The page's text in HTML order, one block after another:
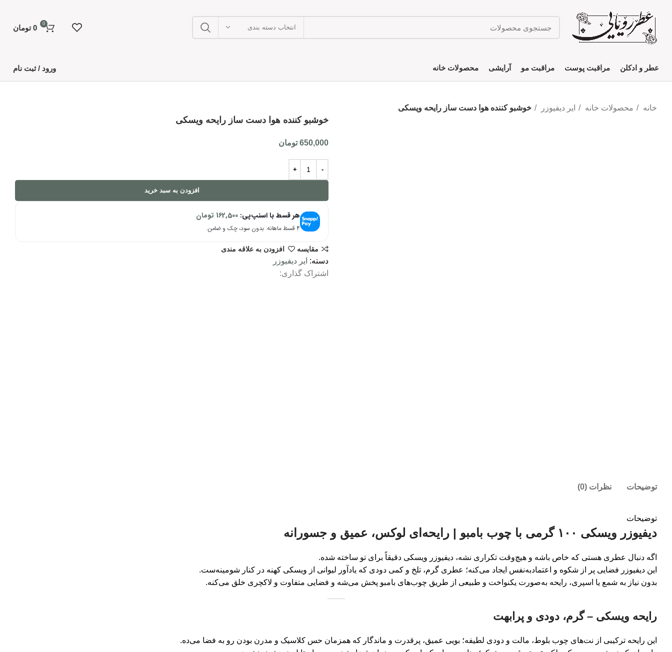
انتخاب دسته بندی 0
0 تومان
عطر و ادکلن مراقبت پوست مراقبت مو آرایشی محصولات خانه ورود / ثبت نام
خانه محصولات خانه ایر دیفیوزر خوشبو کننده هوا دست ساز رایحه ویسکی
خوشبو کننده هوا دست ساز رایحه ویسکی
650,000 تومان
افزودن به سبد خرید
هر قسط با اسنپ‌پی: 162,500 تومان
۴ قسط ماهانه. بدون سود، چک و ضامن.
مقایسه افزودن به علاقه مندی
دسته: ایر دیفیوزر
اشتراک گذاری:
توضیحات نظرات (0)
توضیحات
دیفیوزر ویسکی ۱۰۰ گرمی با چوب بامبو | رایحه‌ای لوکس، عمیق و جسورانه
اگه دنبال عطری هستی که خاص باشه و هیچ‌وقت تکراری نشه، دیفیوزر ویسکی دقیقاً برای تو ساخته شده.
این دیفیوزر فضایی پر از شکوه و اعتمادبه‌نفس ایجاد می‌کنه؛ عطری گرم، تلخ و کمی دودی که یادآور لیوانی از ویسکی کهنه در کنار شومینه‌ست.
بدون نیاز به شمع یا اسپری، رایحه به‌صورت یکنواخت و طبیعی از طریق چوب‌های بامبو پخش می‌شه و فضایی متفاوت و لاکچری خلق می‌کنه.
رایحه ویسکی – گرم، دودی و پرابهت
این رایحه ترکیبی از نت‌های چوب بلوط، مالت و دودی لطیفه؛ بویی عمیق، پرقدرت و ماندگار که همزمان حس کلاسیک و مدرن بودن رو به فضا می‌ده.